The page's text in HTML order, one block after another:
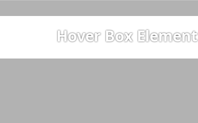
Hover Box Element